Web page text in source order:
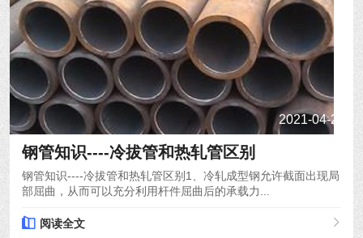
2021-04-24
钢管知识----冷拔管和热轧管区别
钢管知识----冷拔管和热轧管区别1、冷轧成型钢允许截面出现局
部屈曲，从而可以充分利用杆件屈曲后的承载力...
阅读全文